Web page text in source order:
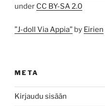
under CC BY-SA 2.0
”J-doll Via Appia” by Eirien
META
Kirjaudu sisään